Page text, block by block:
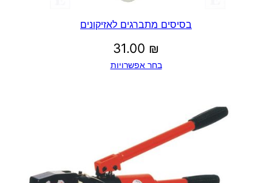
בסיסים מתברגים לאזיקונים
31.00 ₪
בחר אפשרויות